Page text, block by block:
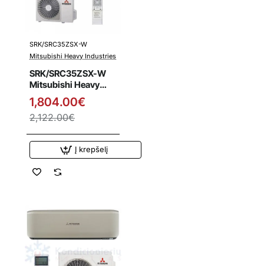
Išpardavimas
SRK/SRC35ZSX-W
Mitsubishi Heavy Industries
SRK/SRC35ZSX-W
Mitsubishi Heavy
Industries 3.5/4.3
kW šilumos siurblys
1,804.00€
2,122.00€
Į krepšelį